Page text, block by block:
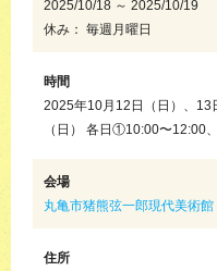
2025/10/18 ～ 2025/10/19
休み： 毎週月曜日
時間
2025年10月12日（日）、13
（日） 各日①10:00〜12:00
会場
丸亀市猪熊弦一郎現代美術館
住所